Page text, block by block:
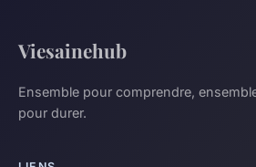
Viesainehub
Ensemble pour comprendre,
pour durer.